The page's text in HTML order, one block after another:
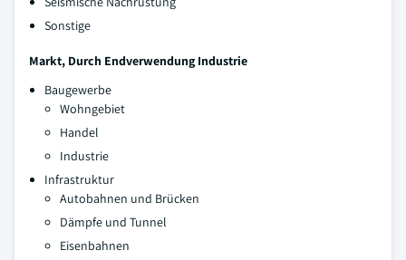
Sonstige
Markt, Durch Endverwendung Industrie
Baugewerbe
Wohngebiet
Handel
Industrie
Infrastruktur
Autobahnen und Brücken
Dämpfe und Tunnel
Eisenbahnen